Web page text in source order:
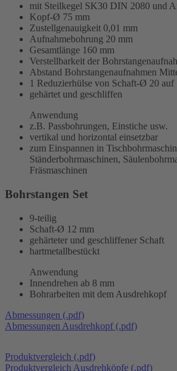
mit Steilkegel SK30 DIN 2080 und
Kopf-Ø 75 mm
Zustellgenauigkeit 0,01 mm
Aufnahmebohrung 20 mm
Gesamtlänge 160 mm
Verstellbarkeit der
Abstand Bohrstangenaufnahmen
1 Reduzierhülse von Schaft-Ø 20 auf
gehärtet und geschliffen
Anwendung
z.B. Passbohrungen, Einstiche usw.
vertikal und horizontal einsetzbar
zum Einspannen in
Ständerbohrmaschinen,
Fräsmaschinen
Bohrstangen Set
9-teilig
Schaft-Ø 12 mm
gehärteter und geschliffener Schaft
hartmetallbestückt
Anwendung
Innendrehen ab 8 mm
Bohrarbeiten mit dem Ausdrehkopf
Abmessungen (.pdf)
Abmessungen Ausdrehkopf (.pdf)
Produktvergleich (.pdf)
Produktvergleich Ausdrehköpfe (.pdf)